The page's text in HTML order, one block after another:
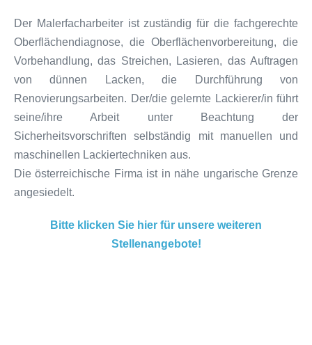
Der Malerfacharbeiter ist zuständig für die fachgerechte
Oberflächendiagnose, die Oberflächenvorbereitung, die
Vorbehandlung, das Streichen, Lasieren, das Auftragen
von dünnen Lacken, die Durchführung von
Renovierungsarbeiten. Der/die gelernte Lackierer/in führt
seine/ihre Arbeit unter Beachtung der
Sicherheitsvorschriften selbständig mit manuellen und
maschinellen Lackiertechniken aus.
Die österreichische Firma ist in nähe ungarische Grenze
angesiedelt.
Bitte klicken Sie hier für unsere weiteren
Stellenangebote!